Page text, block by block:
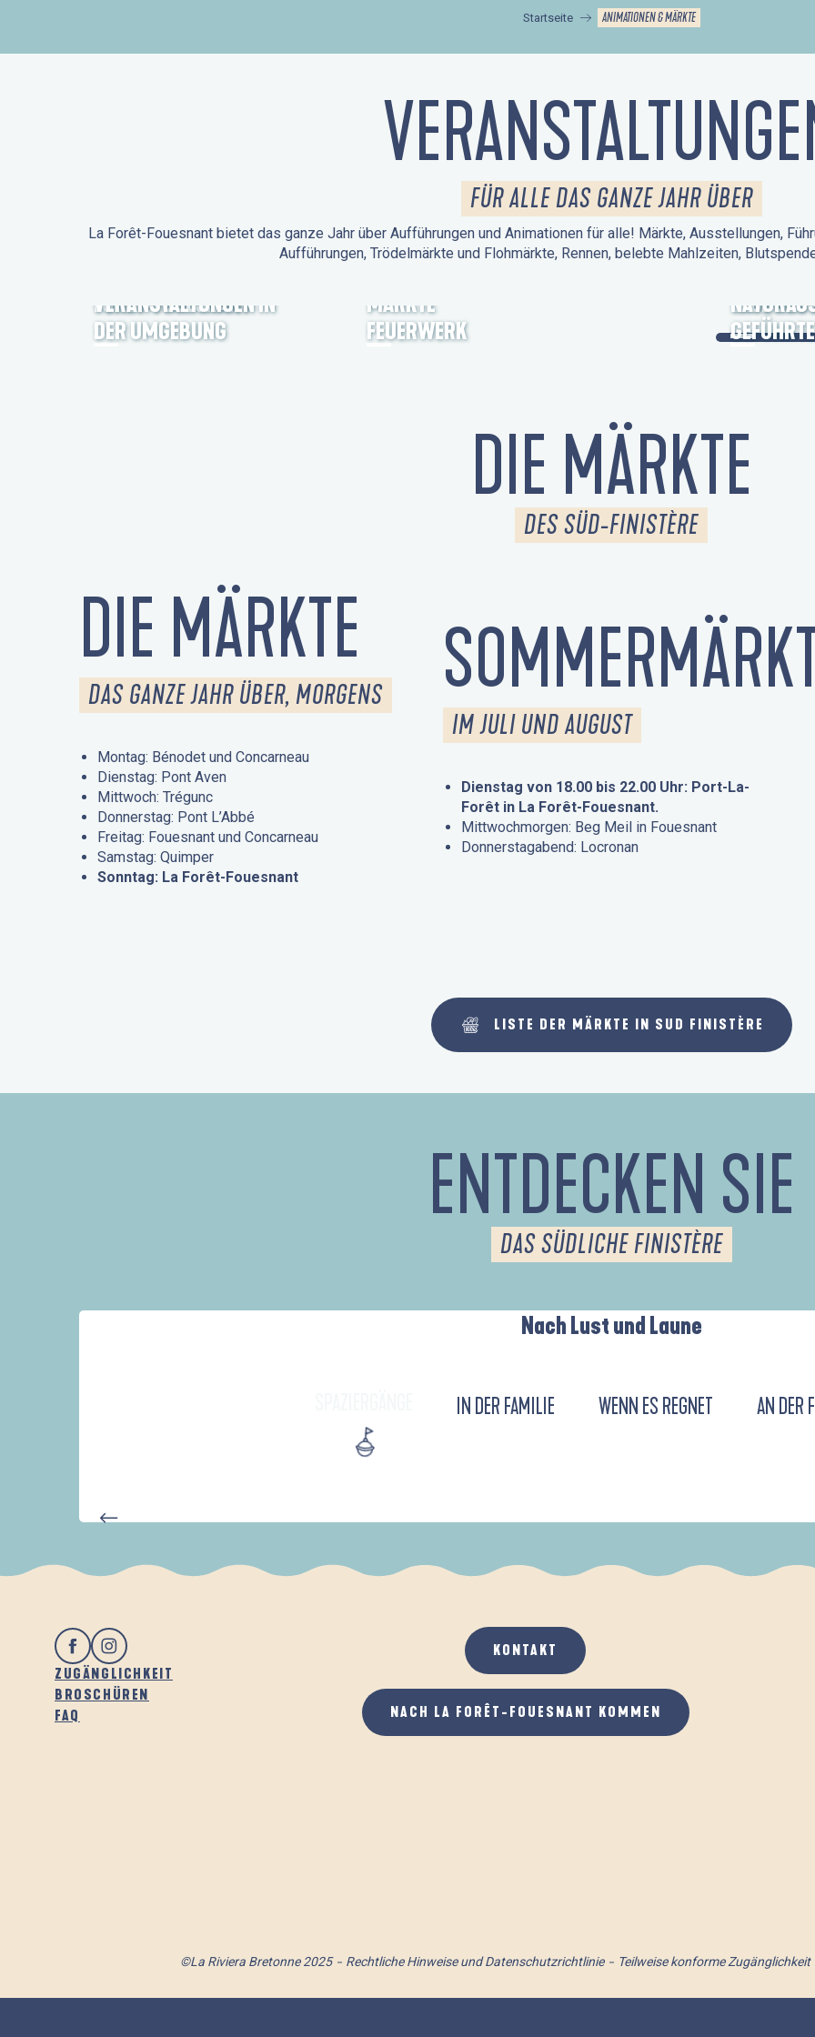
Startseite ANIMATIONEN & MÄRKTE
FÜR ALLE DAS GANZE JAHR ÜBER
La Forêt-Fouesnant bietet das ganze Jahr über Aufführungen und Animationen für alle! Märkte, Ausstellungen,
Aufführungen, Trödelmärkte und Flohmärkte, Rennen, belebte Mahlzeiten,
FORÊT-FOUESNANT
VERANSTALTUNGEN IN
DER UMGEBUNG
MÄRKTE
FEUERWERK
TAGE DES
DIE MÄRKTE
DES SÜD-FINISTÈRE
DIE MÄRKTE
DAS GANZE JAHR ÜBER, MORGENS
Montag: Bénodet und Concarneau
Dienstag: Pont Aven
Mittwoch: Trégunc
Donnerstag: Pont L’Abbé
Freitag: Fouesnant und Concarneau
Samstag: Quimper
Sonntag: La Forêt-Fouesnant
IM JULI UND AUGUST
Dienstag von 18.00 bis 22.00 Uhr: Port-La-
Forêt in La Forêt-Fouesnant.
Mittwochmorgen: Beg Meil in Fouesnant
Donnerstagabend: Locronan
LISTE DER MÄRKTE IN SUD FINISTÈRE
ENTDECKEN SIE
DAS SÜDLICHE FINISTÈRE
Nach Lust und Laune
IN DER FAMILIE WENN ES REGNET AN DER
ZUGÄNGLICHKEIT
BROSCHÜREN
FAQ
KONTAKT
NACH LA FORÊT-FOUESNANT KOMMEN
©La Riviera Bretonne 2025 Rechtliche Hinweise und Datenschutzrichtlinie Teilweise konforme Zugänglichkeit